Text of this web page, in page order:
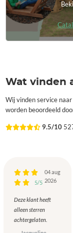
Wat vinden
Wij vinden service
worden beoordeeld
9.5/10
5/5
04 aug
2026
Deze klant heeft
alleen sterren
achtergelaten.